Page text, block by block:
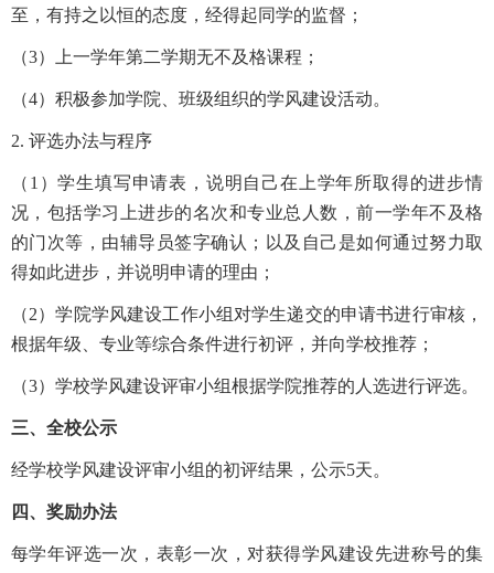
至，有持之以恒的态度，经得起同学的监督；
（3）上一学年第二学期无不及格课程；
（4）积极参加学院、班级组织的学风建设活动。
2. 评选办法与程序
（1）学生填写申请表，说明自己在上学年所取得的进步情
况，包括学习上进步的名次和专业总人数，前一学年不及格
的门次等，由辅导员签字确认；以及自己是如何通过努力取
得如此进步，并说明申请的理由；
（2）学院学风建设工作小组对学生递交的申请书进行审核，
根据年级、专业等综合条件进行初评，并向学校推荐；
（3）学校学风建设评审小组根据学院推荐的人选进行评选。
三、全校公示
经学校学风建设评审小组的初评结果，公示5天。
四、奖励办法
每学年评选一次，表彰一次，对获得学风建设先进称号的集